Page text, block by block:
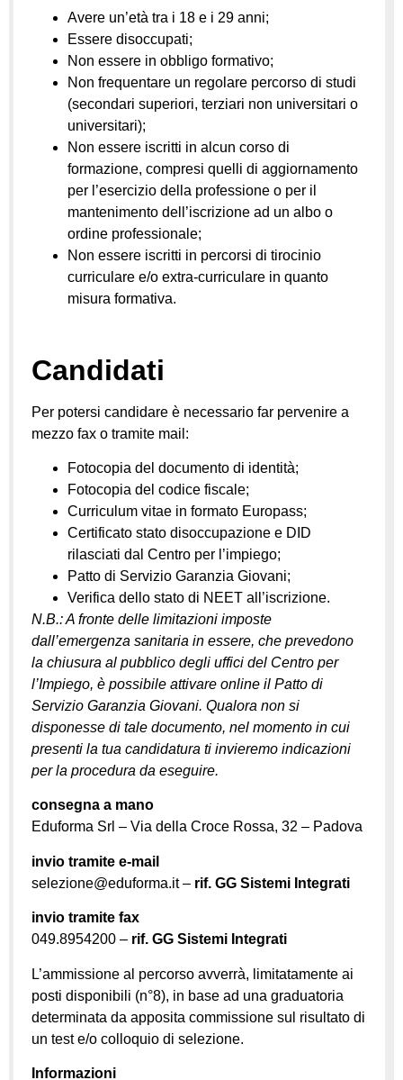
Avere un’età tra i 18 e i 29 anni;
Essere disoccupati;
Non essere in obbligo formativo;
Non frequentare un regolare percorso di studi
(secondari superiori, terziari non universitari o
universitari);
Non essere iscritti in alcun corso di
formazione, compresi quelli di aggiornamento
per l’esercizio della professione o per il
mantenimento dell’iscrizione ad un albo o
ordine professionale;
Non essere iscritti in percorsi di tirocinio
curriculare e/o extra-curriculare in quanto
misura formativa.
Candidati
Per potersi candidare è necessario far pervenire a
mezzo fax o tramite mail:
Fotocopia del documento di identità;
Fotocopia del codice fiscale;
Curriculum vitae in formato Europass;
Certificato stato disoccupazione e DID
rilasciati dal Centro per l’impiego;
Patto di Servizio Garanzia Giovani;
Verifica dello stato di NEET all’iscrizione.
N.B.: A fronte delle limitazioni imposte
dall’emergenza sanitaria in essere, che prevedono
la chiusura al pubblico degli uffici del Centro per
l’Impiego, è possibile attivare online il Patto di
Servizio Garanzia Giovani. Qualora non si
disponesse di tale documento, nel momento in cui
presenti la tua candidatura ti invieremo indicazioni
per la procedura da eseguire.
consegna a mano
Eduforma Srl – Via della Croce Rossa, 32 – Padova
invio tramite e-mail
selezione@eduforma.it – rif. GG Sistemi Integrati
invio tramite fax
049.8954200 – rif. GG Sistemi Integrati
L’ammissione al percorso avverrà, limitatamente ai
posti disponibili (n°8), in base ad una graduatoria
determinata da apposita commissione sul risultato di
un test e/o colloquio di selezione.
Informazioni